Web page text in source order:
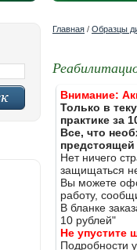
Главная / Образцы
Внимание:
Только в
практике за
Все, что
Нет ничего
защищаться
Вы можете
работу,
В бланке
10 рублей"
Не упустите
Подробности